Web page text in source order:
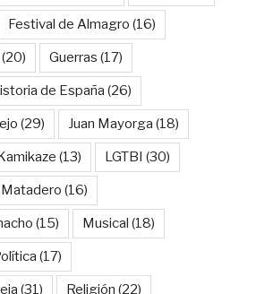
Festival de Almagro (16)
(20) Guerras (17)
de España (26)
(29) Juan Mayorga (18)
(13) LGTBI (30)
Matadero (16)
(15) Musical (18)
(17)
(31) Religión (22)